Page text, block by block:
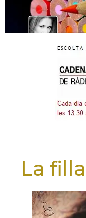
La